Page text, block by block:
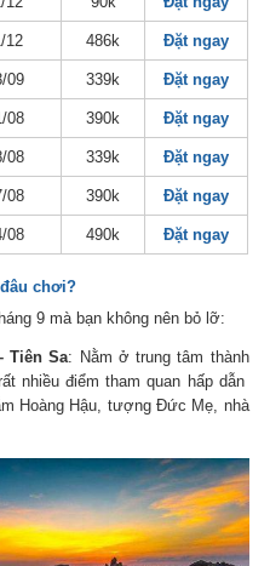
12 486k Đặt ngay
09 339k Đặt ngay
08 390k Đặt ngay
08 339k Đặt ngay
08 390k Đặt ngay
08 490k Đặt ngay
chơi?
9 mà bạn không nên bỏ lỡ:
Tiên Sa: Nằm ở trung tâm thành
nhiều điểm tham quan hấp dẫn
Hoàng Hậu, tượng Đức Mẹ, nhà